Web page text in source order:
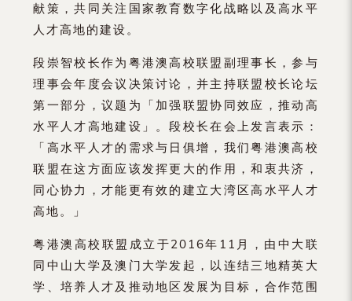
献策，共同关注国家教育数字化战略以及高水平
人才高地的建设。
段崇智校长作为粤港澳高校联盟副理事长，参与
理事会年度会议决策讨论，并主持联盟校长论坛
第一部分，议题为「加强联盟协同效应，推动高
水平人才高地建设」。段校长在会上发言表示：
「高水平人才的需求与日俱增，我们粤港澳高校
联盟在这方面应该发挥更大的作用，和衷共济，
同心协力，才能更有效的建立大湾区高水平人才
高地。」
粤港澳高校联盟成立于2016年11月，由中大联
同中山大学及澳门大学发起，以连结三地精英大
学、培养人才及推动地区发展为目标，合作范围